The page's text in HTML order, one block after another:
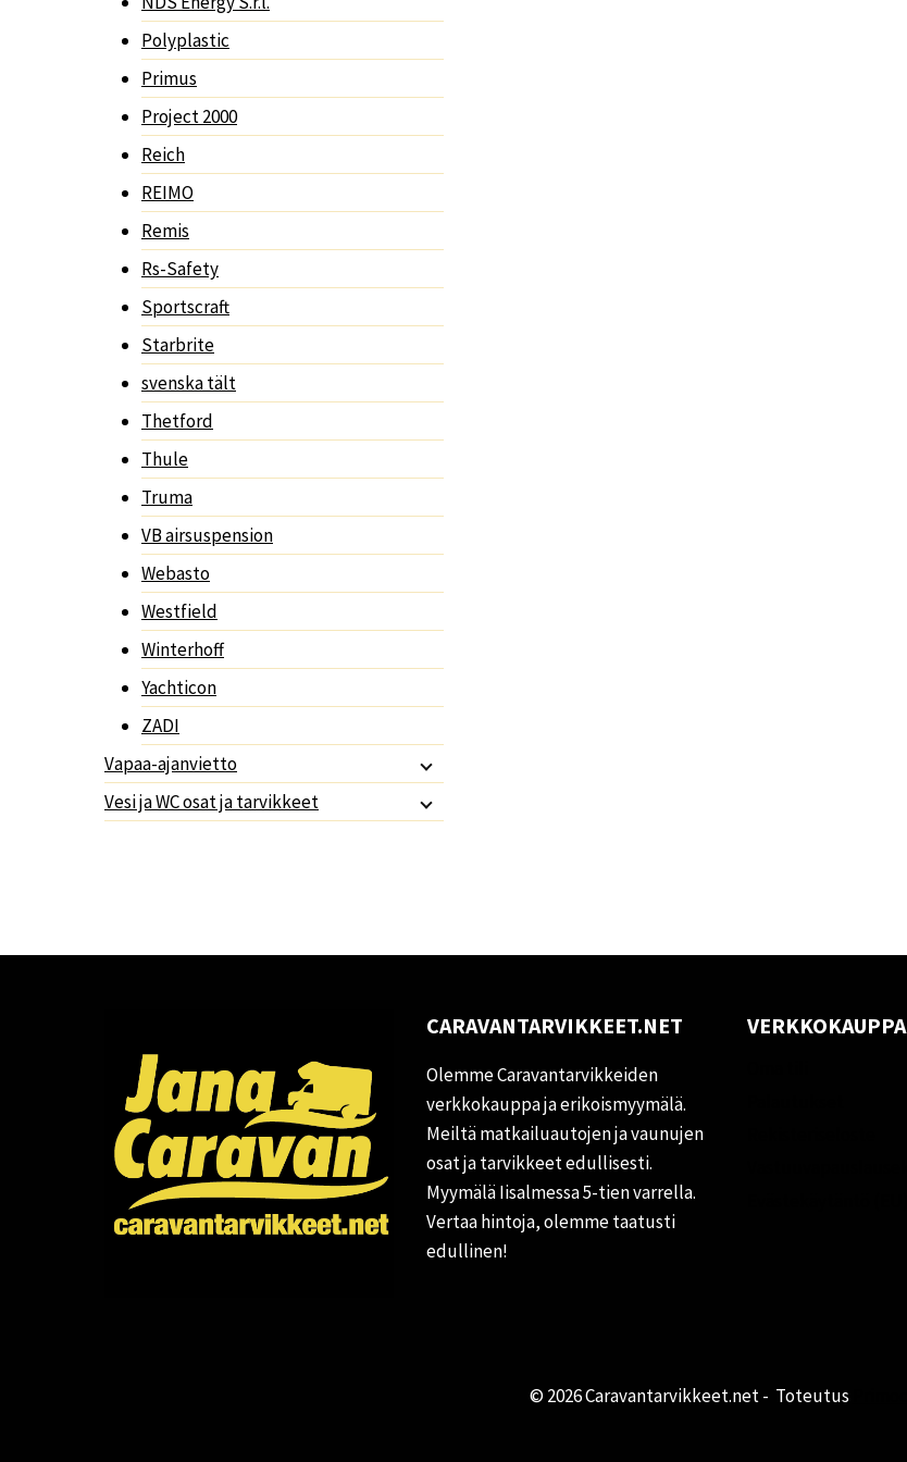
Polyplastic
Primus
Project 2000
Reich
REIMO
Remis
Rs-Safety
Sportscraft
Starbrite
svenska tält
Thetford
Thule
Truma
VB airsuspension
Webasto
Westfield
Winterhoff
Yachticon
ZADI
Vapaa-ajanvietto
Vesi ja WC osat ja tarvikkeet
CARAVANTARVIKKEET.NET
Olemme Caravantarvikkeiden
verkkokauppa ja erikoismyymälä.
Meiltä matkailuautojen ja vaunujen
osat ja tarvikkeet edullisesti.
Myymälä Iisalmessa 5-tien varrella.
Vertaa hintoja, olemme taatusti
edullinen!
VERKKOKAUPPA
© 2026 Caravantarvikkeet.net - Toteutus